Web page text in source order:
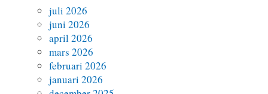
juli 2026
juni 2026
april 2026
mars 2026
februari 2026
januari 2026